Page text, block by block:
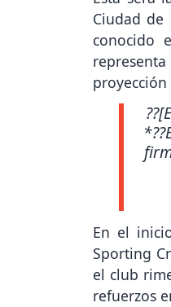
Ciudad
conocido
En el
Sporting
el club
refuerzos